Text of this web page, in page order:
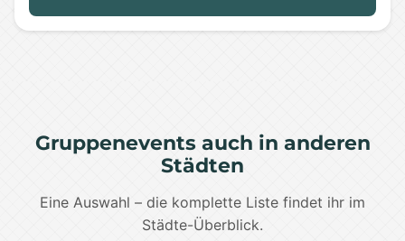
Gruppenevents auch in anderen
Städten
Eine Auswahl – die komplette Liste findet ihr im
Städte-Überblick.